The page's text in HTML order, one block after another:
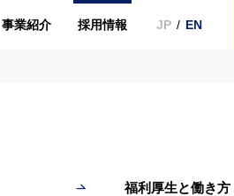
事業紹介 採用情報 JP EN
福利厚生と働き方